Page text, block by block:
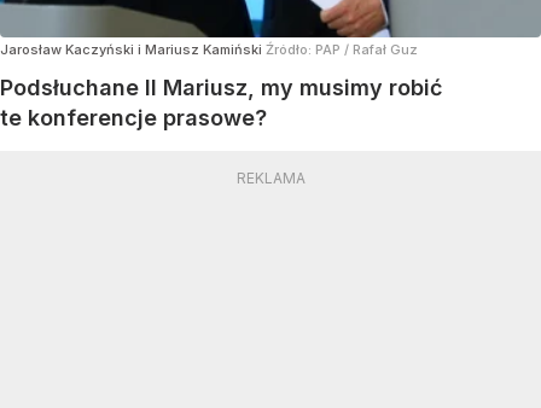
Jarosław Kaczyński i Mariusz Kamiński Źródło: PAP / Rafał Guz
Podsłuchane II Mariusz, my musimy robić
te konferencje prasowe?